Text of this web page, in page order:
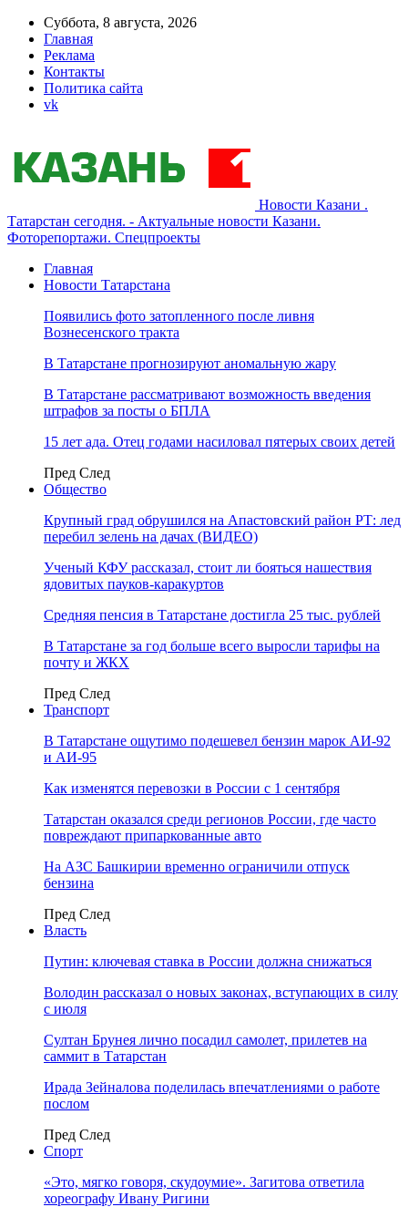
Суббота, 8 августа, 2026
Главная
Реклама
Контакты
Политика сайта
vk
Новости Казани .
Татарстан сегодня. - Актуальные новости Казани.
Фоторепортажи. Спецпроекты
Главная
Новости Татарстана
Появились фото затопленного после ливня
Вознесенского тракта
В Татарстане прогнозируют аномальную жару
В Татарстане рассматривают возможность введения
штрафов за посты о БПЛА
15 лет ада. Отец годами насиловал пятерых своих детей
Пред След
Общество
Крупный град обрушился на Апастовский район РТ: лед
перебил зелень на дачах (ВИДЕО)
Ученый КФУ рассказал, стоит ли бояться нашествия
ядовитых пауков-каракуртов
Средняя пенсия в Татарстане достигла 25 тыс. рублей
В Татарстане за год больше всего выросли тарифы на
почту и ЖКХ
Пред След
Транспорт
В Татарстане ощутимо подешевел бензин марок АИ-92
и АИ-95
Как изменятся перевозки в России с 1 сентября
Татарстан оказался среди регионов России, где часто
повреждают припаркованные авто
На АЗС Башкирии временно ограничили отпуск
бензина
Пред След
Власть
Путин: ключевая ставка в России должна снижаться
Володин рассказал о новых законах, вступающих в силу
с июля
Султан Брунея лично посадил самолет, прилетев на
саммит в Татарстан
Ирада Зейналова поделилась впечатлениями о работе
послом
Пред След
Спорт
«Это, мягко говоря, скудоумие». Загитова ответила
хореографу Ивану Ригини